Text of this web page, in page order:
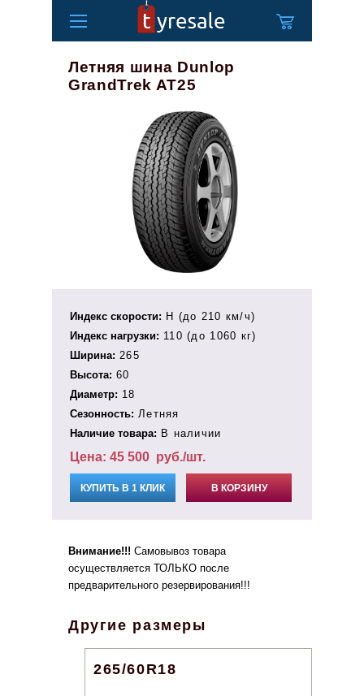
Летняя шина Dunlop
GrandTrek AT25
Индекс скорости: H (до 210 км/ч)
Индекс нагрузки: 110 (до 1060 кг)
Ширина: 265
Высота: 60
Диаметр: 18
Сезонность: Летняя
Наличие товара: В наличии
Цена: 45 500 руб./шт.
КУПИТЬ В 1 КЛИК В КОРЗИНУ
Внимание!!! Самовывоз товара
осуществляется ТОЛЬКО после
предварительного резервирования!!!
Другие размеры
265/60R18